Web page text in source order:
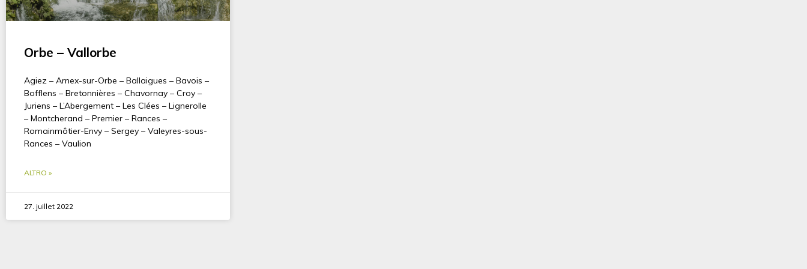
Orbe – Vallorbe
Agiez – Arnex-sur-Orbe – Ballaigues – Bavois –
Bofflens – Bretonnières – Chavornay – Croy –
Juriens – L’Abergement – Les Clées – Lignerolle
– Montcherand – Premier – Rances –
Romainmôtier-Envy – Sergey – Valeyres-sous-
Rances – Vaulion
ALTRO »
27. juillet 2022